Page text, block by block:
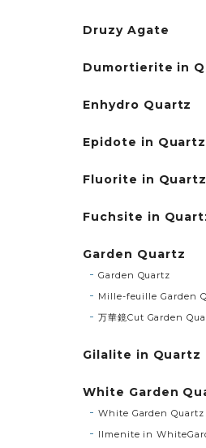
Druzy Agate
Dumortierite in
Enhydro Quartz
Epidote in Quartz
Fluorite in Quartz
Fuchsite in
Garden Quartz
Garden Quartz
Mille-feuille Garden
万華鏡Cut Garden
Gilalite in Quartz
White Garden
White Garden Quartz
Ilmenite in